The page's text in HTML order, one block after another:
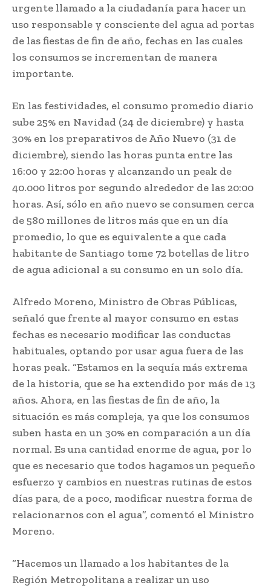
urgente llamado a la ciudadanía para hacer un
uso responsable y consciente del agua ad portas
de las fiestas de fin de año, fechas en las cuales
los consumos se incrementan de manera
importante.
En las festividades, el consumo promedio diario
sube 25% en Navidad (24 de diciembre) y hasta
30% en los preparativos de Año Nuevo (31 de
diciembre), siendo las horas punta entre las
16:00 y 22:00 horas y alcanzando un peak de
40.000 litros por segundo alrededor de las 20:00
horas. Así, sólo en año nuevo se consumen cerca
de 580 millones de litros más que en un día
promedio, lo que es equivalente a que cada
habitante de Santiago tome 72 botellas de litro
de agua adicional a su consumo en un solo día.
Alfredo Moreno, Ministro de Obras Públicas,
señaló que frente al mayor consumo en estas
fechas es necesario modificar las conductas
habituales, optando por usar agua fuera de las
horas peak. “Estamos en la sequía más extrema
de la historia, que se ha extendido por más de 13
años. Ahora, en las fiestas de fin de año, la
situación es más compleja, ya que los consumos
suben hasta en un 30% en comparación a un día
normal. Es una cantidad enorme de agua, por lo
que es necesario que todos hagamos un pequeño
esfuerzo y cambios en nuestras rutinas de estos
días para, de a poco, modificar nuestra forma de
relacionarnos con el agua”, comentó el Ministro
Moreno.
“Hacemos un llamado a los habitantes de la
Región Metropolitana a realizar un uso